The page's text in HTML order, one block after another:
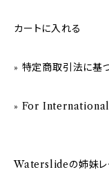
カートに入れる
» 特定商取引法に基
» For
Waterslideの姉妹